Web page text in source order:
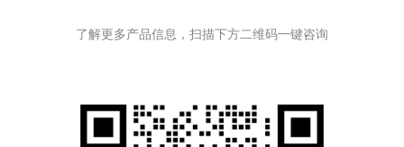
了解更多产品信息，扫描下方二维码一键咨询